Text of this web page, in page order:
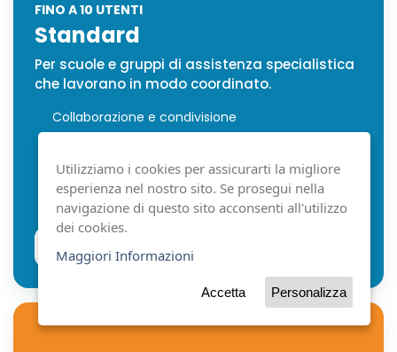
FINO A 10 UTENTI
Standard
Per scuole e gruppi di assistenza specialistica
che lavorano in modo coordinato.
Collaborazione e condivisione
Pacchetto Doppia Lingua
1 formazione personalizzata
Classroom Pack
Vedi prezzi e durate
Utilizziamo i cookies per assicurarti la migliore
esperienza nel nostro sito. Se prosegui nella
navigazione di questo sito acconsenti all'utilizzo
dei cookies.
Maggiori Informazioni
Accetta Personalizza